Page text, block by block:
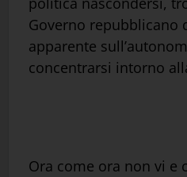
Governo repubblicano
apparente
concentrarsi intorno
Ora come ora non vi e